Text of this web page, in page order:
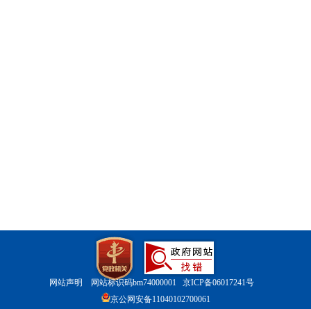
网站声明 网站标识码bm74000001 京ICP备06017241号
京公网安备11040102700061